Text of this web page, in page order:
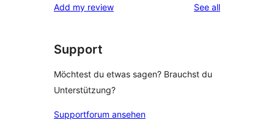
Add my review See allreviews
Support
Möchtest du etwas sagen? Brauchst du
Unterstützung?
Supportforum ansehen